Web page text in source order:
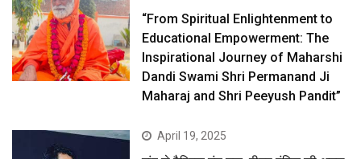
“From Spiritual Enlightenment to
Educational Empowerment: The
Inspirational Journey of Maharshi
Dandi Swami Shri Permanand Ji
Maharaj and Shri Peeyush Pandit”
April 19, 2025